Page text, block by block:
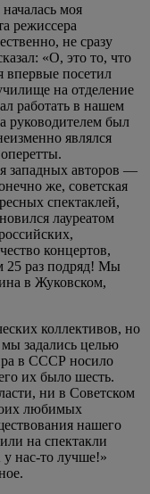
моя
режиссера
не сразу
«О, это то, что
впервые посетил
на отделение
работать в нашем
руководителем был
являлся
западных авторов —
же, советская
спектаклей,
лауреатом
концертов,
25 раз подряд! Мы
в Жуковском,
коллективов, но
задались целью
в СССР носило
их было шесть.
ни в Советском
любимых
нашего
на спектакли
нас-то лучше!»